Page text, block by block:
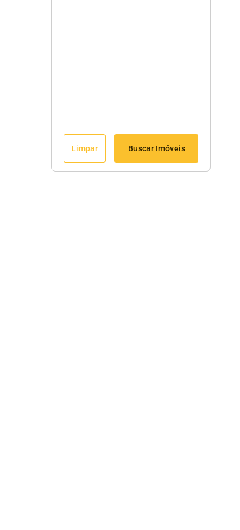
Limpar Buscar Imóveis